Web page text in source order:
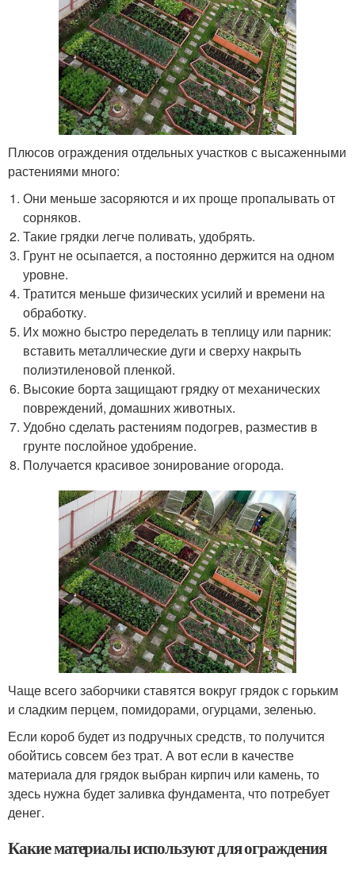
Плюсов ограждения отдельных участков с высаженными
растениями много:
Они меньше засоряются и их проще пропалывать от
сорняков.
Такие грядки легче поливать, удобрять.
Грунт не осыпается, а постоянно держится на одном
уровне.
Тратится меньше физических усилий и времени на
обработку.
Их можно быстро переделать в теплицу или парник:
вставить металлические дуги и сверху накрыть
полиэтиленовой пленкой.
Высокие борта защищают грядку от механических
повреждений, домашних животных.
Удобно сделать растениям подогрев, разместив в
грунте послойное удобрение.
Получается красивое зонирование огорода.
Чаще всего заборчики ставятся вокруг грядок с горьким
и сладким перцем, помидорами, огурцами, зеленью.
Если короб будет из подручных средств, то получится
обойтись совсем без трат. А вот если в качестве
материала для грядок выбран кирпич или камень, то
здесь нужна будет заливка фундамента, что потребует
денег.
Какие материалы используют для ограждения